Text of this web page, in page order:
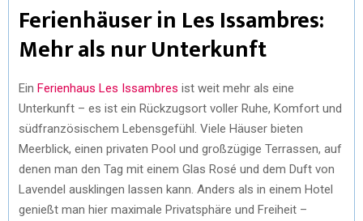
Ferienhäuser in Les Issambres:
Mehr als nur Unterkunft
Ein Ferienhaus Les Issambres ist weit mehr als eine
Unterkunft – es ist ein Rückzugsort voller Ruhe, Komfort und
südfranzösischem Lebensgefühl. Viele Häuser bieten
Meerblick, einen privaten Pool und großzügige Terrassen, auf
denen man den Tag mit einem Glas Rosé und dem Duft von
Lavendel ausklingen lassen kann. Anders als in einem Hotel
genießt man hier maximale Privatsphäre und Freiheit –